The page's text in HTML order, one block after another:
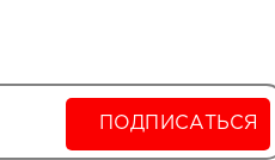
ПОДПИСАТЬСЯ